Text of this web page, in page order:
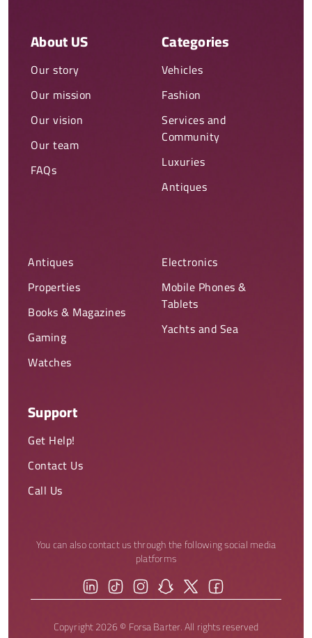
About US
Our story
Our mission
Our vision
Our team
FAQs
Categories
Vehicles
Fashion
Services and
Community
Luxuries
Antiques
Antiques
Properties
Books & Magazines
Gaming
Watches
Electronics
Mobile Phones &
Tablets
Yachts and Sea
Support
Get Help!
Contact Us
Call Us
You can also contact us through the following social media
platforms
Copyright 2026 © Forsa Barter. All rights reserved